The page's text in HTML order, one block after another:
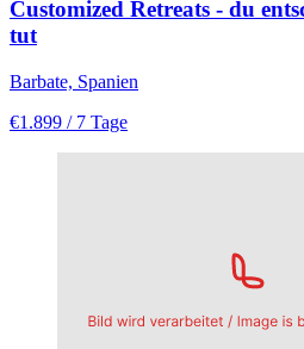
Customized Retreats - du
tut
Barbate, Spanien
€1.899 / 7 Tage